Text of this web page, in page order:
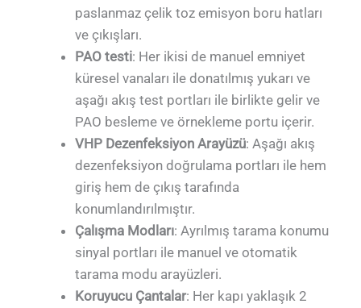
paslanmaz çelik toz emisyon boru hatları
ve çıkışları.
PAO testi: Her ikisi de manuel emniyet
küresel vanaları ile donatılmış yukarı ve
aşağı akış test portları ile birlikte gelir ve
PAO besleme ve örnekleme portu içerir.
VHP Dezenfeksiyon Arayüzü: Aşağı akış
dezenfeksiyon doğrulama portları ile hem
giriş hem de çıkış tarafında
konumlandırılmıştır.
Çalışma Modları: Ayrılmış tarama konumu
sinyal portları ile manuel ve otomatik
tarama modu arayüzleri.
Koruyucu Çantalar: Her kapı yaklaşık 2